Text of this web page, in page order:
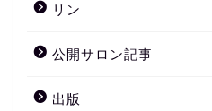
リン
公開サロン記事
出版